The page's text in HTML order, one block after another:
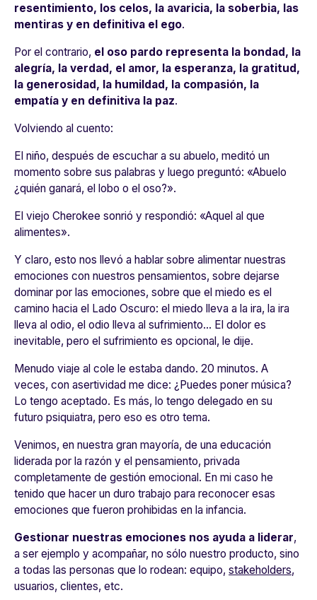
resentimiento, los celos, la avaricia, la soberbia, las
mentiras y en definitiva el ego.
Por el contrario, el oso pardo representa la bondad, la
alegría, la verdad, el amor, la esperanza, la gratitud,
la generosidad, la humildad, la compasión, la
empatía y en definitiva la paz.
Volviendo al cuento:
El niño, después de escuchar a su abuelo, meditó un
momento sobre sus palabras y luego preguntó: «Abuelo
¿quién ganará, el lobo o el oso?».
El viejo Cherokee sonrió y respondió: «Aquel al que
alimentes».
Y claro, esto nos llevó a hablar sobre alimentar nuestras
emociones con nuestros pensamientos, sobre dejarse
dominar por las emociones, sobre que el miedo es el
camino hacia el Lado Oscuro: el miedo lleva a la ira, la ira
lleva al odio, el odio lleva al sufrimiento… El dolor es
inevitable, pero el sufrimiento es opcional, le dije.
Menudo viaje al cole le estaba dando. 20 minutos. A
veces, con asertividad me dice: ¿Puedes poner música?
Lo tengo aceptado. Es más, lo tengo delegado en su
futuro psiquiatra, pero eso es otro tema.
Venimos, en nuestra gran mayoría, de una educación
liderada por la razón y el pensamiento, privada
completamente de gestión emocional. En mi caso he
tenido que hacer un duro trabajo para reconocer esas
emociones que fueron prohibidas en la infancia.
Gestionar nuestras emociones nos ayuda a liderar,
a ser ejemplo y acompañar, no sólo nuestro producto, sino
a todas las personas que lo rodean: equipo, stakeholders,
usuarios, clientes, etc.